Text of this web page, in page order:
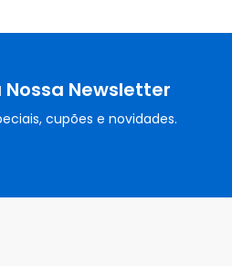
Newsletter
cupões e novidades.